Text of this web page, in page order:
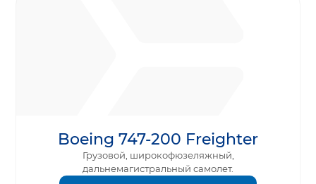
Boeing 747-200 Freighter
Грузовой, широкофюзеляжный,
дальнемагистральный самолет.